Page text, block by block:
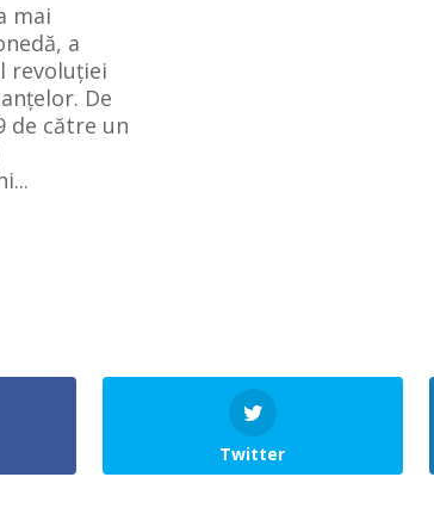
mai
a
revoluției
De
de către un
Twitter